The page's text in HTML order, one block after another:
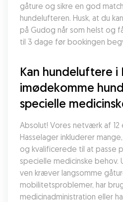
gåture og sikre en god
hundelufteren. Husk, at du
på Gudog når som helst og
til 3 dage før bookingen
Kan hundeluftere i
imødekomme
specielle
Absolut! Vores netværk af
Hasselager inkluderer
og kvalificerede til at passe
specielle medicinske behov.
ven kræver langsomme
mobilitetsproblemer, har
medicinadministration eller